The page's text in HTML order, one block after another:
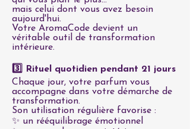
mais celui dont vous avez besoin
aujourd'hui.
Votre AromaCode devient un
véritable outil de transformation
intérieure.
3️⃣ Rituel quotidien pendant 21 jours
Chaque jour, votre parfum vous
accompagne dans votre démarche de
transformation.
Son utilisation régulière favorise :
✨ un rééquilibrage émotionnel